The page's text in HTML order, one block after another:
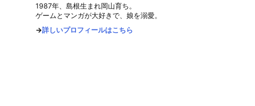
1987年、島根生まれ岡山育ち。
ゲームとマンガが大好きで、娘を溺愛。
→詳しいプロフィールはこちら